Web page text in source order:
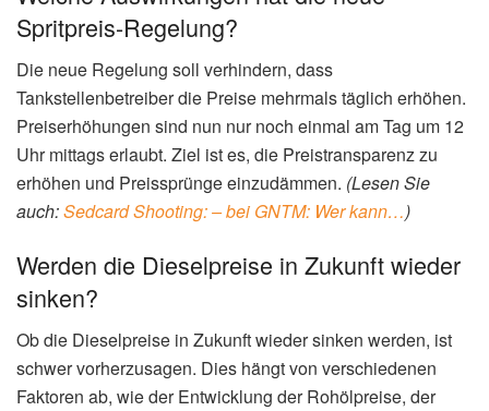
Spritpreis-Regelung?
Die neue Regelung soll verhindern, dass
Tankstellenbetreiber die Preise mehrmals täglich erhöhen.
Preiserhöhungen sind nun nur noch einmal am Tag um 12
Uhr mittags erlaubt. Ziel ist es, die Preistransparenz zu
erhöhen und Preissprünge einzudämmen. (Lesen Sie
auch:Sedcard Shooting: – bei GNTM: Wer kann…)
Werden die Dieselpreise in Zukunft wieder
sinken?
Ob die Dieselpreise in Zukunft wieder sinken werden, ist
schwer vorherzusagen. Dies hängt von verschiedenen
Faktoren ab, wie der Entwicklung der Rohölpreise, der